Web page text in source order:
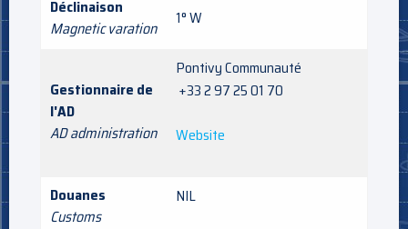
Déclinaison
Magnetic varation
1° W
Gestionnaire de
l'AD
AD administration
Pontivy Communauté
+33 2 97 25 01 70
Website
Douanes
Customs
NIL